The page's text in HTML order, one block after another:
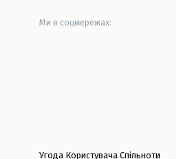
Ми в соцмережах:
Угода Користувача Спільноти